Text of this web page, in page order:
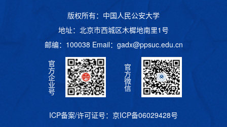
版权所有：中国人民公安大学
地址：北京市西城区木樨地南里1号
邮编：100038 Email： gadx@ppsuc.edu.cn
官
方
企
业
号
官
方
微
信
ICP备案/许可证号： 京ICP备06029428号